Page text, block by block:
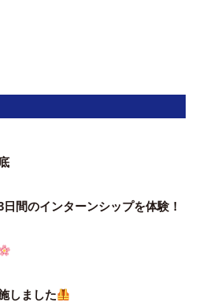
間のインターンシップを体験！
しました